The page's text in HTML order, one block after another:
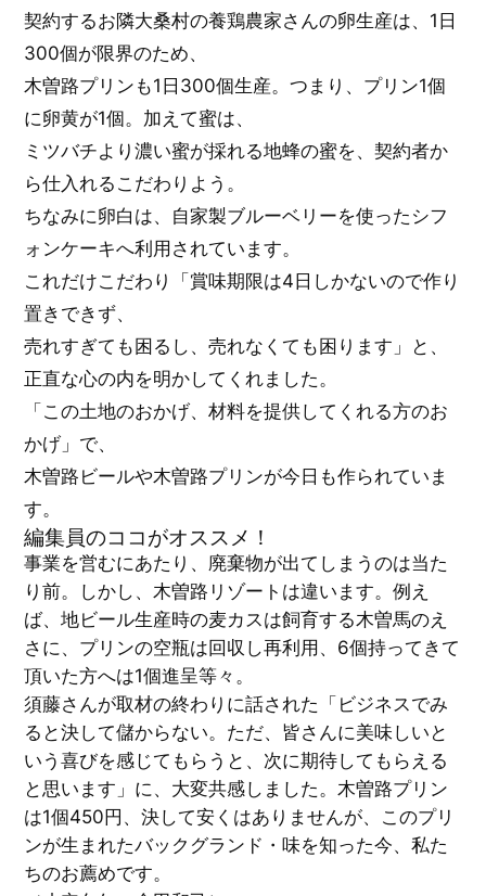
契約するお隣大桑村の養鶏農家さんの卵生産は、1日
300個が限界のため、
木曽路プリンも1日300個生産。つまり、プリン1個
に卵黄が1個。加えて蜜は、
ミツバチより濃い蜜が採れる地蜂の蜜を、契約者か
ら仕入れるこだわりよう。
ちなみに卵白は、自家製ブルーベリーを使ったシフ
ォンケーキへ利用されています。
これだけこだわり「賞味期限は4日しかないので作り
置きできず、
売れすぎても困るし、売れなくても困ります」と、
正直な心の内を明かしてくれました。
「この土地のおかげ、材料を提供してくれる方のお
かげ」で、
木曽路ビールや木曽路プリンが今日も作られていま
す。
編集員のココがオススメ！
事業を営むにあたり、廃棄物が出てしまうのは当た
り前。しかし、木曽路リゾートは違います。例え
ば、地ビール生産時の麦カスは飼育する木曽馬のえ
さに、プリンの空瓶は回収し再利用、6個持ってきて
頂いた方へは1個進呈等々。
須藤さんが取材の終わりに話された「ビジネスでみ
ると決して儲からない。ただ、皆さんに美味しいと
いう喜びを感じてもらうと、次に期待してもらえる
と思います」に、大変共感しました。木曽路プリン
は1個450円、決して安くはありませんが、このプリ
ンが生まれたバックグランド・味を知った今、私た
ちのお薦めです。